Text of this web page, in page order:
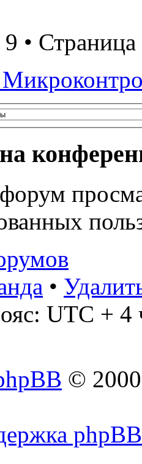
• Страница
•
UTC + 4
©
phpBB